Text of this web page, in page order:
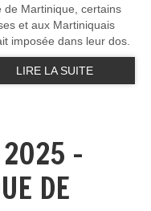
de Martinique, certains
et aux Martiniquais
imposée dans leur dos.
LIRE LA SUITE
2025 -
DE